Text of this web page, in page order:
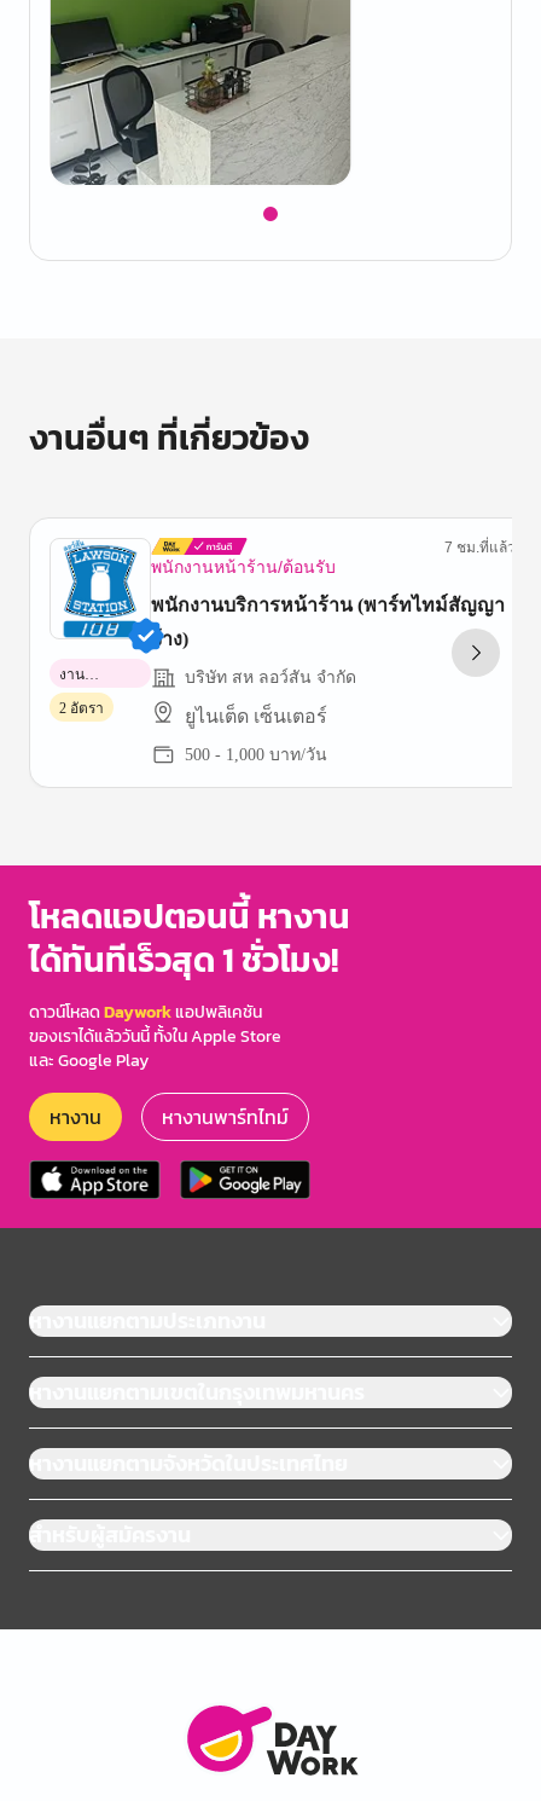
งานอื่นๆ ที่เกี่ยวข้อง
พนักงานหน้าร้าน/ต้อนรับ
7 ชม.ที่แล้ว
พนักงานบริการหน้าร้าน (พาร์ทไทม์สัญญา
จ้าง)
บริษัท สห ลอว์สัน จำกัด
ยูไนเต็ด เซ็นเตอร์
500 - 1,000 บาท/วัน
งาน
พาร์ทไทม์
2 อัตรา
of
โหลดแอปตอนนี้ หางาน
ได้ทันทีเร็วสุด 1 ชั่วโมง!
ดาวน์โหลดDayworkแอปพลิเคชัน
ของเราได้แล้ววันนี้ ทั้งใน Apple Store
และ Google Play
หางาน หางานพาร์ทไทม์
หางานแยกตามประเภทงาน
หางานแยกตามเขตในกรุงเทพมหานคร
หางานแยกตามจังหวัดในประเทศไทย
สำหรับผู้สมัครงาน